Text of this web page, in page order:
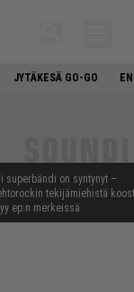
JYTÄKESÄ GO-GO
superbändi on syntynyt –
tekijämiehistä
ep:n merkeissä